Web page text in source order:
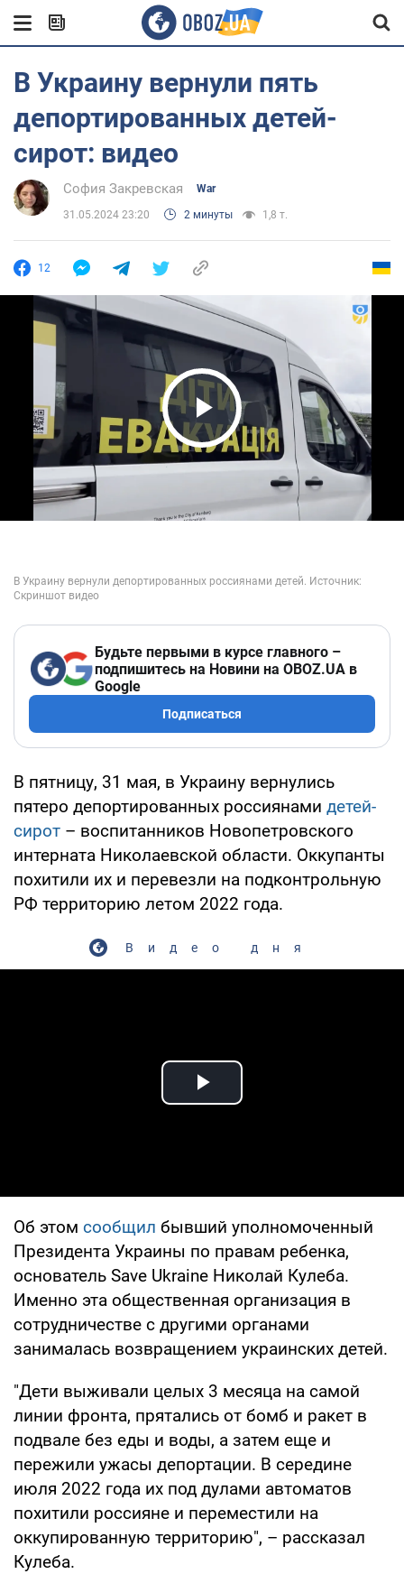
В Украину вернули пять
депортированных детей-
сирот: видео
София Закревская War
31.05.2024 23:20 2 минуты 1,8 т.
12
Play Video
Будьте первыми в курсе главного –
подпишитесь на Новини на OBOZ.UA в
Google
Подписаться
В пятницу, 31 мая, в Украину вернулись
пятеро депортированных россиянами детей-
сирот – воспитанников Новопетровского
интерната Николаевской области. Оккупанты
похитили их и перевезли на подконтрольную
РФ территорию летом 2022 года.
Видео дня
Play Video
Об этом сообщил бывший уполномоченный
Президента Украины по правам ребенка,
основатель Save Ukraine Николай Кулеба.
Именно эта общественная организация в
сотрудничестве с другими органами
занималась возвращением украинских детей.
"Дети выживали целых 3 месяца на самой
линии фронта, прятались от бомб и ракет в
подвале без еды и воды, а затем еще и
пережили ужасы депортации. В середине
июля 2022 года их под дулами автоматов
похитили россияне и переместили на
оккупированную территорию", – рассказал
Кулеба.